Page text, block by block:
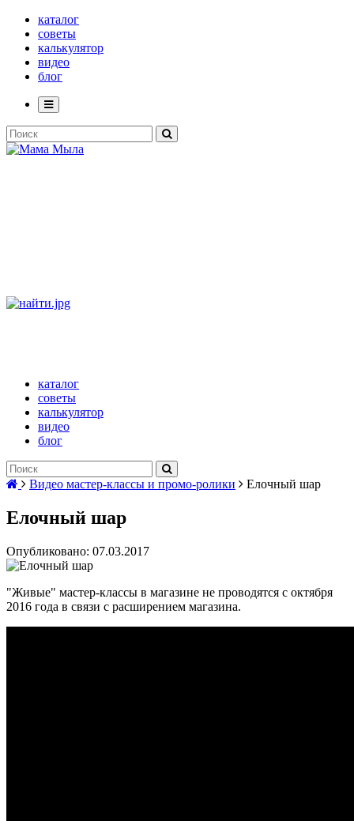
каталог
советы
калькулятор
видео
блог
каталог
советы
калькулятор
видео
блог
Видео мастер-классы и промо-ролики Елочный шар
Елочный шар
Опубликовано: 07.03.2017
"Живые" мастер-классы в магазине не проводятся с октября
2016 года в связи с расширением магазина.